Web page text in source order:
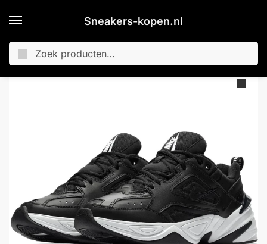
Sneakers-kopen.nl
Merken / Nike / Nike M2K Tekno Sneakers – Maat 44 – Mannen – zwart/wit